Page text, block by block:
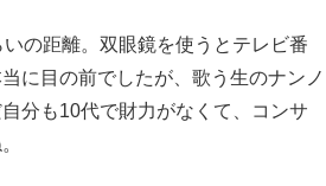
の距離。双眼鏡を使うとテレビ番
に目の前でしたが、歌う生のナンノ
分も10代で財力がなくて、コンサ